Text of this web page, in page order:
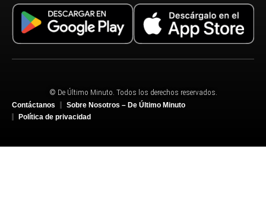
© De Último Minuto. Todos los derechos reservados.
Contáctanos
Sobre Nosotros – De Último Minuto
Política de privacidad